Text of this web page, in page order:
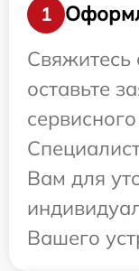
1
Свяжитесь
оставьте
Вам для
Вашего